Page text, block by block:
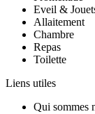
Eveil &
Allaitement
Chambre
Repas
Toilette
Liens utiles
Qui sommes